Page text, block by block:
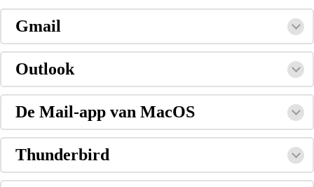
Gmail
Outlook
De Mail-app van MacOS
Thunderbird